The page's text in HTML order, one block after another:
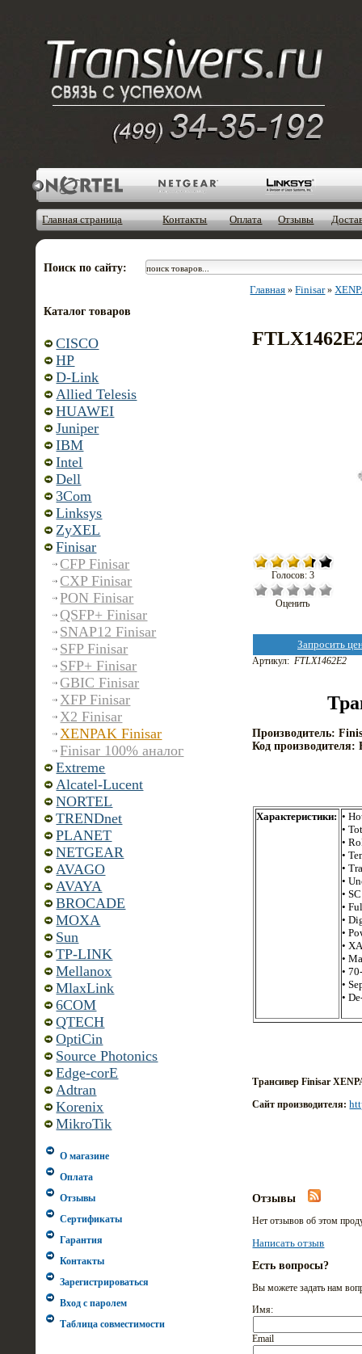
Главная страница Контакты Оплата Отзывы
Поиск по сайту:
Каталог товаров
CISCO
HP
D-Link
Allied Telesis
HUAWEI
Juniper
IBM
Intel
Dell
3Com
Linksys
ZyXEL
Finisar
CFP Finisar
CXP Finisar
PON Finisar
QSFP+ Finisar
SNAP12 Finisar
SFP Finisar
SFP+ Finisar
GBIC Finisar
XFP Finisar
X2 Finisar
XENPAK Finisar
Finisar 100% аналог
Extreme
Alcatel-Lucent
NORTEL
TRENDnet
PLANET
NETGEAR
AVAGO
AVAYA
BROCADE
MOXA
Sun
TP-LINK
Mellanox
MlaxLink
6COM
QTECH
OptiCin
Source Photonics
Edge-corE
Adtran
Korenix
MikroTik
О магазине
Оплата
Отзывы
Сертификаты
Гарантия
Контакты
Зарегистрироваться
Вход с паролем
Таблица совместимости
Главная »Finisar»
Голосов: 3
Оценить
Запросить
Артикул: FTLX1462E2
Производитель:
Код производителя:
Характеристики: •
•
•
•
•
•
•
•
•
•
•
•
•
•
•
Трансивер Finisar
Сайт производителя:
Отзывы
Нет отзывов об этом
Написать отзыв
Есть вопросы?
Вы можете задать нам
Имя:
Email